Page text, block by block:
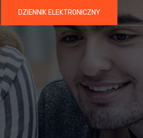
DZIENNIK ELEKTRONICZNY